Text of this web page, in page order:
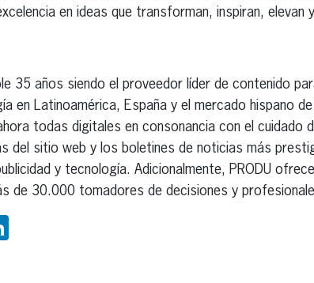
en ideas que transforman, inspiran, elevan
35 años siendo el proveedor líder de contenido
en Latinoamérica, España y el mercado hispano de
todas digitales en consonancia con el cuidado
del sitio web y los boletines de noticias más
y tecnología. Adicionalmente, PRODU
de 30.000 tomadores de decisiones y